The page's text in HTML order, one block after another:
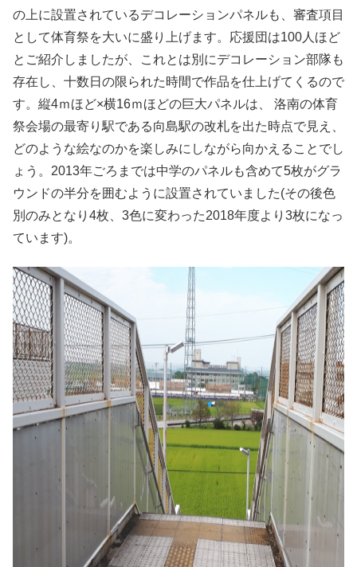
の上に設置されているデコレーションパネルも、審査項目
として体育祭を大いに盛り上げます。応援団は100人ほど
とご紹介しましたが、これとは別にデコレーション部隊も
存在し、十数日の限られた時間で作品を仕上げてくるので
す。縦4ｍほど×横16ｍほどの巨大パネルは、 洛南の体育
祭会場の最寄り駅である向島駅の改札を出た時点で見え、
どのような絵なのかを楽しみにしながら向かえることでし
ょう。2013年ごろまでは中学のパネルも含めて5枚がグラ
ウンドの半分を囲むように設置されていました(その後色
別のみとなり4枚、3色に変わった2018年度より3枚になっ
ています)。